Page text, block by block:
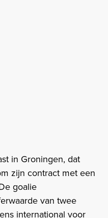
in Groningen, dat
zijn contract met een
goalie
van twee
international voor